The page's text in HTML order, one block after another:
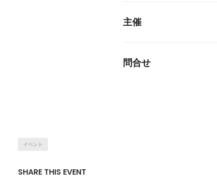
主催
問合せ
イベント
SHARE THIS EVENT